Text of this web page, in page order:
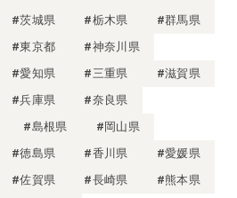
#茨城県 #栃木県
#群馬県
#東京都
#神奈川県
#愛知県 #三重県
#滋賀県
#兵庫県
#奈良県
#島根県
#岡山県
#徳島県 #香川県
#愛媛県
#佐賀県 #長崎県
#熊本県